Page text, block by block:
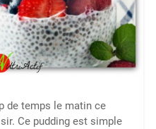
de temps le matin ce
Ce pudding est simple